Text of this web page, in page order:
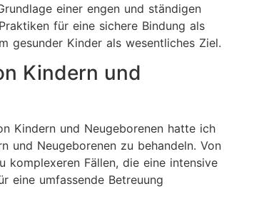
einer engen und ständigen
für eine sichere Bindung als
gesunder Kinder als wesentliches Ziel.
Kindern und
Kindern und Neugeborenen hatte ich
und Neugeborenen zu behandeln. Von
komplexeren Fällen, die eine intensive
eine umfassende Betreuung